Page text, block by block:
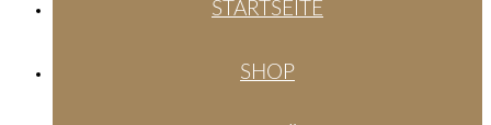
STARTSEITE
SHOP